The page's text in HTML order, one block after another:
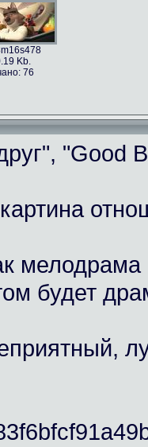
Kb.
76
"Good
будет